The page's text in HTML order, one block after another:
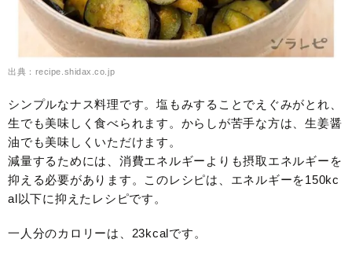
出典：recipe.shidax.co.jp
シンプルなナス料理です。塩もみすることでえぐみがとれ、
生でも美味しく食べられます。からしが苦手な方は、生姜醤
油でも美味しくいただけます。
減量するためには、消費エネルギーよりも摂取エネルギーを
抑える必要があります。このレシピは、エネルギーを150kc
al以下に抑えたレシピです。
一人分のカロリーは、23kcalです。